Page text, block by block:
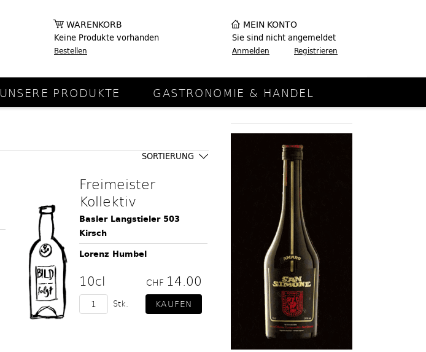
WARENKORB
Keine Produkte vorhanden
Bestellen
MEIN KONTO
Sie sind nicht angemeldet
Anmelden Registrieren
UNSERE PRODUKTE GASTRONOMIE & HANDEL
SORTIERUNG
Freimeister
Kollektiv
Basler Langstieler 503
Kirsch
Lorenz Humbel
10cl CHF 14.00
Stk.